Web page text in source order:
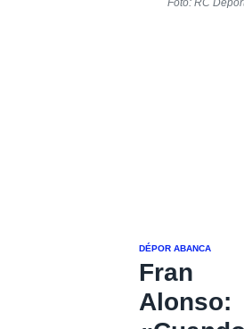
Foto: RC
DÉPOR ABANCA
Fran
Alonso: